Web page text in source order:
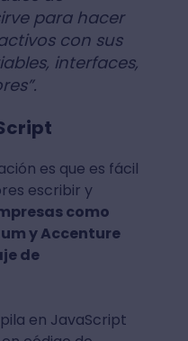
para hacer
con sus
interfaces,
es que es fácil
escribir y
como
y Accenture
de
en JavaScript